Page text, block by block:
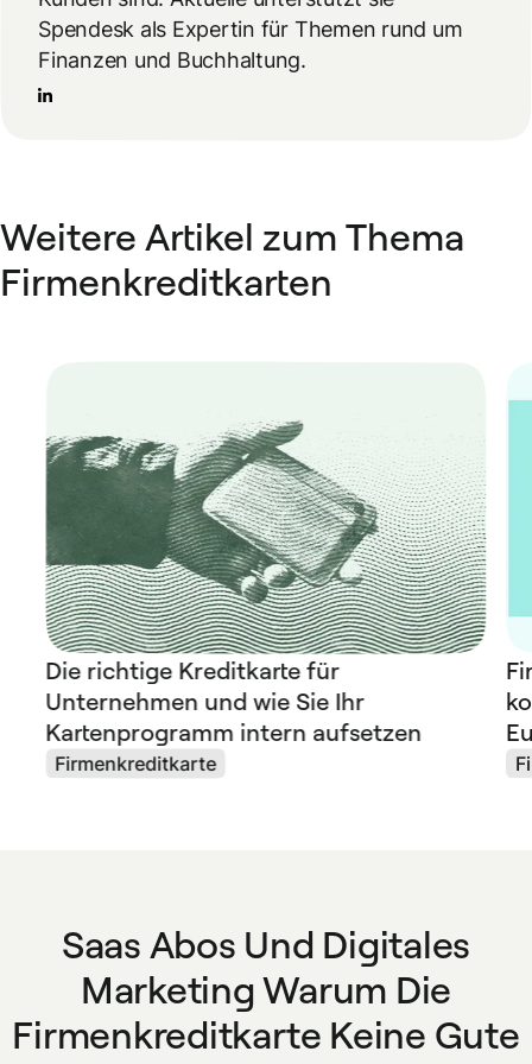
Spendesk als Expertin für Themen rund um
Finanzen und Buchhaltung.
Weitere Artikel zum Thema
Firmenkreditkarten
Die richtige Kreditkarte für
Unternehmen und wie Sie Ihr
Kartenprogramm intern aufsetzen
Firmenkreditkarte
Saas Abos Und Digitales
Marketing Warum Die
Firmenkreditkarte Keine Gute